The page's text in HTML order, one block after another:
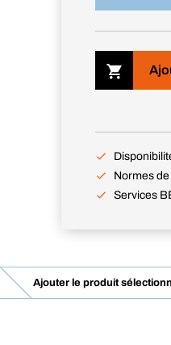
Normes
Services
Ajouter le produit